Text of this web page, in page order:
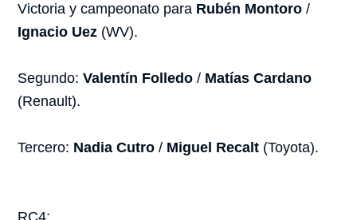
Victoria y campeonato para Rubén Montoro /
Ignacio Uez (WV).
Segundo:Valentín Folledo / Matías Cardano
(Renault).
Tercero: Nadia Cutro / Miguel Recalt (Toyota).